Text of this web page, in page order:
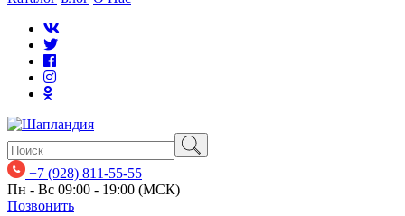
+7 (928) 811-55-55
Пн - Вс 09:00 - 19:00 (МСК)
Позвонить